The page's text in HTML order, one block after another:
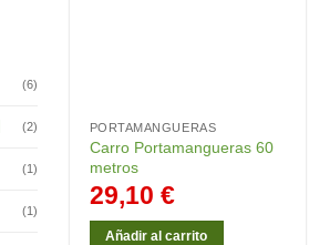
(6)
(2)
(1)
(1)
PORTAMANGUERAS
Carro Portamangueras 60
metros
29,10 €
Añadir al carrito